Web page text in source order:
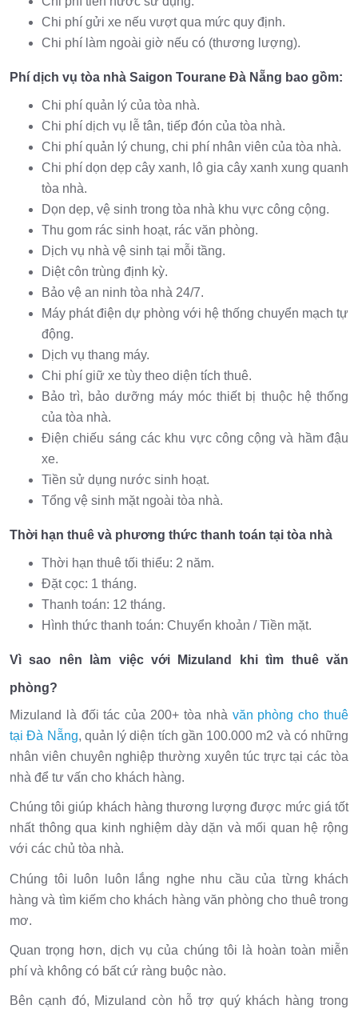
Chi phí gửi xe nếu vượt qua mức quy định.
Chi phí làm ngoài giờ nếu có (thương lượng).
Phí dịch vụ tòa nhà Saigon Tourane Đà Nẵng bao gồm:
Chi phí quản lý của tòa nhà.
Chi phí dịch vụ lễ tân, tiếp đón của tòa nhà.
Chi phí quản lý chung, chi phí nhân viên của tòa nhà.
Chi phí dọn dẹp cây xanh, lô gia cây xanh xung quanh
tòa nhà.
Dọn dẹp, vệ sinh trong tòa nhà khu vực công cộng.
Thu gom rác sinh hoạt, rác văn phòng.
Dịch vụ nhà vệ sinh tại mỗi tầng.
Diệt côn trùng định kỳ.
Bảo vệ an ninh tòa nhà 24/7.
Máy phát điện dự phòng với hệ thống chuyển mạch tự
động.
Dịch vụ thang máy.
Chi phí giữ xe tùy theo diện tích thuê.
Bảo trì, bảo dưỡng máy móc thiết bị thuộc hệ thống
của tòa nhà.
Điện chiếu sáng các khu vực công cộng và hầm đậu
xe.
Tiền sử dụng nước sinh hoạt.
Tổng vệ sinh mặt ngoài tòa nhà.
Thời hạn thuê và phương thức thanh toán tại tòa nhà
Thời hạn thuê tối thiểu: 2 năm.
Đặt cọc: 1 tháng.
Thanh toán: 12 tháng.
Hình thức thanh toán: Chuyển khoản / Tiền mặt.
Vì sao nên làm việc với Mizuland khi tìm thuê văn
phòng?
Mizuland là đối tác của 200+ tòa nhà văn phòng cho thuê
tại Đà Nẵng, quản lý diện tích gần 100.000 m2 và có những
nhân viên chuyên nghiệp thường xuyên túc trực tại các tòa
nhà để tư vấn cho khách hàng.
Chúng tôi giúp khách hàng thương lượng được mức giá tốt
nhất thông qua kinh nghiệm dày dặn và mối quan hệ rộng
với các chủ tòa nhà.
Chúng tôi luôn luôn lắng nghe nhu cầu của từng khách
hàng và tìm kiếm cho khách hàng văn phòng cho thuê trong
mơ.
Quan trọng hơn, dịch vụ của chúng tôi là hoàn toàn miễn
phí và không có bất cứ ràng buộc nào.
Bên cạnh đó, Mizuland còn hỗ trợ quý khách hàng trong